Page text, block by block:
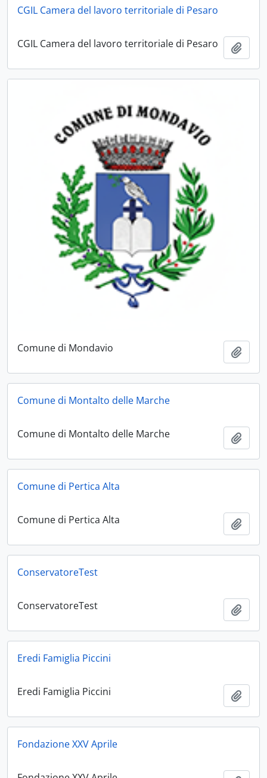
CGIL Camera del lavoro territoriale di Pesaro
CGIL Camera del lavoro territoriale di Pesaro
Comune di Mondavio
Comune di Montalto delle Marche
Comune di Montalto delle Marche
Comune di Pertica Alta
Comune di Pertica Alta
ConservatoreTest
ConservatoreTest
Eredi Famiglia Piccini
Eredi Famiglia Piccini
Fondazione XXV Aprile